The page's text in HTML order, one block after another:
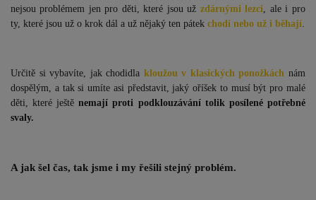
nejsou problémem jen pro děti, které jsou už zdárnými lezci , ale i pro
ty, které jsou už o krok dál a už nějaký ten pátek chodí nebo už i běhají
Určitě si vybavíte, jak chodidla kloužou v klasických ponožkách nám
dospělým, a tak si umíte asi představit, jaký oříšek to musí být pro malé
děti, které ještěnemají proti podklouzávání tolik posílené potřebné
svaly.
A jak šel čas, tak jsme i my řešili stejný problém.